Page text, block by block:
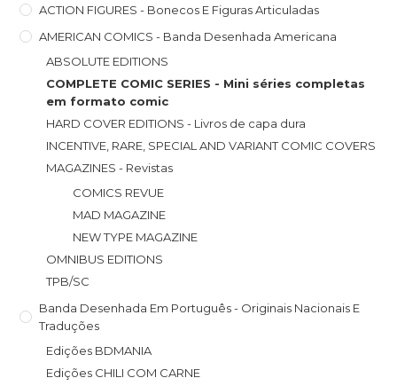
ACTION FIGURES - Bonecos E Figuras Articuladas
AMERICAN COMICS - Banda Desenhada Americana
ABSOLUTE EDITIONS
COMPLETE COMIC SERIES - Mini séries completas
em formato comic
HARD COVER EDITIONS - Livros de capa dura
INCENTIVE, RARE, SPECIAL AND VARIANT COMIC COVERS
MAGAZINES - Revistas
COMICS REVUE
MAD MAGAZINE
NEW TYPE MAGAZINE
OMNIBUS EDITIONS
TPB/SC
Banda Desenhada Em Português - Originais Nacionais E
Traduções
Edições BDMANIA
Edições CHILI COM CARNE